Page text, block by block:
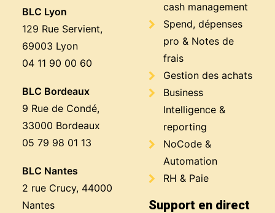
BLC Lyon
129 Rue Servient,
69003 Lyon
04 11 90 00 60
BLC Bordeaux
9 Rue de Condé,
33000 Bordeaux
05 79 98 01 13
BLC Nantes
2 rue Crucy, 44000
Nantes
cash management
Spend, dépenses
pro & Notes de
frais
Gestion des achats
Business
Intelligence &
reporting
NoCode &
Automation
RH & Paie
Support en direct